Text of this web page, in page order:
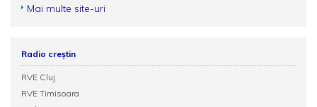
Mai multe site-uri
Radio creștin
RVE Cluj
RVE Timisoara